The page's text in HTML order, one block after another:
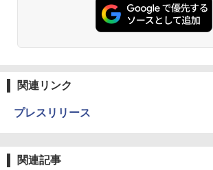
関連リンク
プレスリリース
関連記事